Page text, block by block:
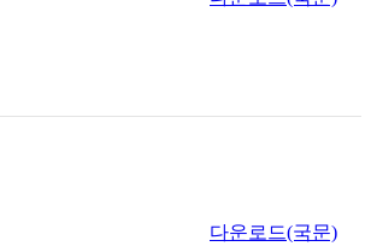
다운로드(국문)